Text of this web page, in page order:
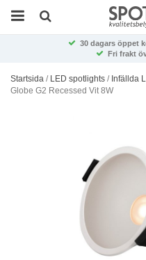
30 dagars öppet
Fri frakt
Startsida / LED spotlights / Infällda
Globe G2 Recessed Vit 8W